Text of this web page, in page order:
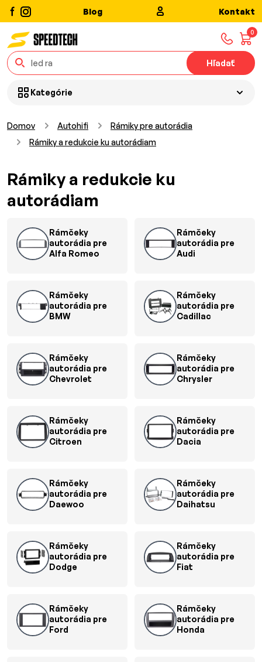
Blog Kontakt
0
Hľadať
Kategórie
Domov Autohifi
Rámiky pre autorádia
Rámiky a redukcie ku autorádiam
Rámiky a redukcie ku
autorádiam
Rámčeky
autorádia pre
Alfa Romeo
Rámčeky
autorádia pre
Audi
Rámčeky
autorádia pre
BMW
Rámčeky
autorádia pre
Cadillac
Rámčeky
autorádia pre
Chevrolet
Rámčeky
autorádia pre
Chrysler
Rámčeky
autorádia pre
Citroen
Rámčeky
autorádia pre
Dacia
Rámčeky
autorádia pre
Daewoo
Rámčeky
autorádia pre
Daihatsu
Rámčeky
autorádia pre
Dodge
Rámčeky
autorádia pre
Fiat
Rámčeky
autorádia pre
Ford
Rámčeky
autorádia pre
Honda